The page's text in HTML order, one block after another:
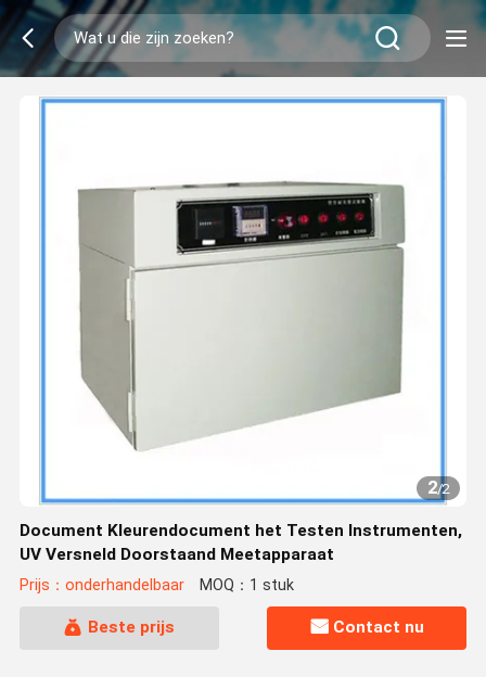
2/2
Document Kleurendocument het Testen Instrumenten,
UV Versneld Doorstaand Meetapparaat
Prijs：onderhandelbaar MOQ：1 stuk
Beste prijs Contact nu